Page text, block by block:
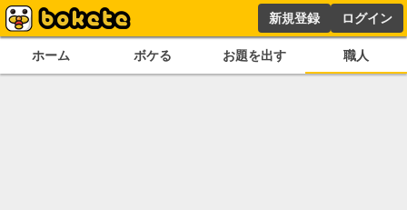
新規登録 ログイン
ホーム ボケる お題を出す 職人